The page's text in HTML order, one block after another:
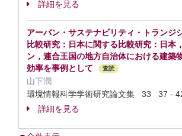
詳細を見る
アーバン・サステナビリティ・トランジ
比較研究：日本に関する比較研究：日本
ン，連合王国の地方自治体における建築
効率を事例として
査読
山下潤
環境情報科学学術研究論文集 33 37 -
詳細を見る